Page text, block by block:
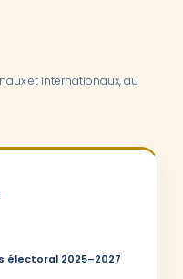
et internationaux, au
électoral 2025–2027